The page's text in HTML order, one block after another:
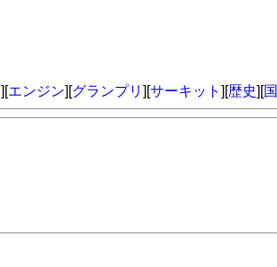
][エンジン][グランプリ ][サーキット ][歴史][国